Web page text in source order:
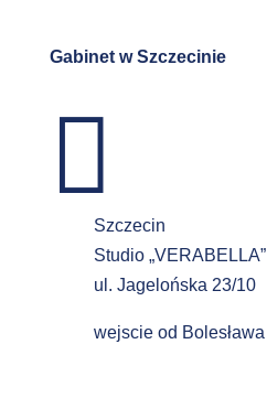
Gabinet w Szczecinie

Szczecin
Studio „VERABELLA”
ul. Jagelońska 23/10
wejscie od Bolesława